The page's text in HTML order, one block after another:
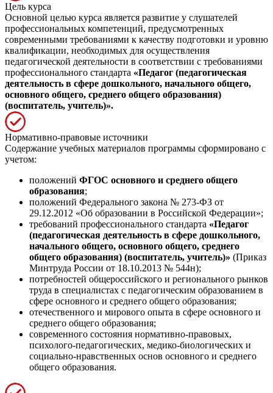
Цель курса
Основной целью курса является развитие у слушателей
профессиональных компетенций, предусмотренных
современными требованиями к качеству подготовки и уровню
квалификации, необходимых для осуществления
педагогической деятельности в соответствии с требованиями
профессионального стандарта «Педагог (педагогическая
деятельность в сфере дошкольного, начального общего,
основного общего, среднего общего образования)
(воспитатель, учитель)».
Нормативно-правовые источники
Содержание учебных материалов программы сформировано с
учетом:
положений ФГОС основного и среднего общего
образования;
положений Федерального закона № 273-ФЗ от
29.12.2012 «Об образовании в Российской Федерации»;
требований профессионального стандарта «Педагог
(педагогическая деятельность в сфере дошкольного,
начального общего, основного общего, среднего
общего образования) (воспитатель, учитель)» (Приказ
Минтруда России от 18.10.2013 № 544н);
потребностей общероссийского и регионального рынков
труда в специалистах с педагогическим образованием в
сфере основного и среднего общего образования;
отечественного и мирового опыта в сфере основного и
среднего общего образования;
современного состояния нормативно-правовых,
психолого-педагогических, медико-биологических и
социально-нравственных основ основного и среднего
общего образования.